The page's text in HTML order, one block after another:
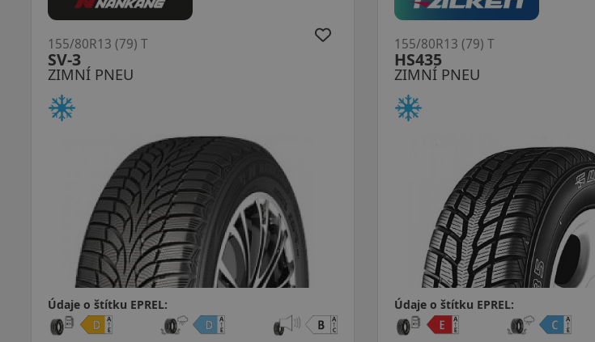
ZIMNÍ PNEU
TW401 WinterX
155/80R13 (79) T
Údaje o štítku EPREL:
ZIMNÍ PNEU
SV-3
155/80R13 (79) T
Údaje o štítku EPREL: